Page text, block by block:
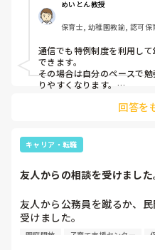
めいとん教授
保育士, 幼稚園教諭, 認可
通信でも特例制度を利用し
できます。
その場合は自分のペースで
りやすくなります。
それなりには大変ですね。
回答を
キャリア・転職
友人からの相談を受けました
友人から公務員を蹴るか、
受けました。
園庭開放 子育て支援センター